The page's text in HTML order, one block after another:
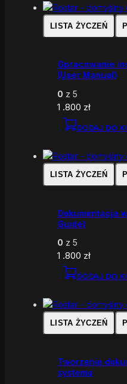
LISTA ŻYCZEŃ
Opracowanie
(User Manual)
0 z 5
1 .800 zł
DODAJ DO
LISTA ŻYCZEŃ
Dokumentacja
Guide)
0 z 5
1 .800 zł
DODAJ DO
LISTA ŻYCZEŃ
Tworzenie
systemu